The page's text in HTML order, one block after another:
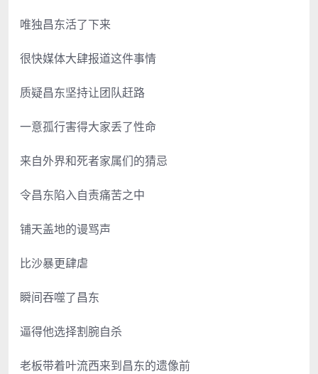
唯独昌东活了下来
很快媒体大肆报道这件事情
质疑昌东坚持让团队赶路
一意孤行害得大家丢了性命
来自外界和死者家属们的猜忌
令昌东陷入自责痛苦之中
铺天盖地的谩骂声
比沙暴更肆虐
瞬间吞噬了昌东
逼得他选择割腕自杀
老板带着叶流西来到昌东的遗像前